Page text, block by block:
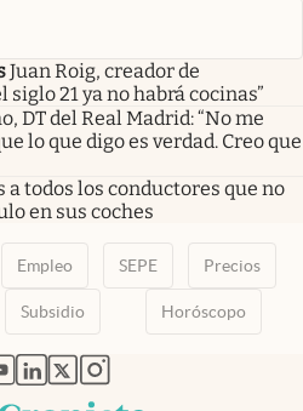
Juan Roig, creador de
siglo 21 ya no habrá cocinas”
DT del Real Madrid: “No me
lo que digo es verdad. Creo que
a todos los conductores que no
en sus coches
Empleo SEPE Precios
Subsidio Horóscopo
en nueva pestaña
abre en nueva pestaña
abre en nueva pestaña
abre en nueva pestaña
abre en nueva pestaña